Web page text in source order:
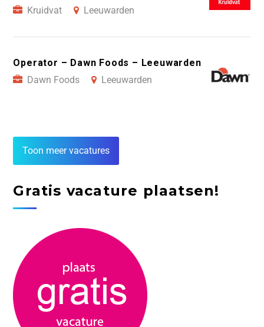
Kruidvat
Leeuwarden
Operator – Dawn Foods – Leeuwarden
Dawn Foods
Leeuwarden
Toon meer vacatures
Gratis vacature plaatsen!